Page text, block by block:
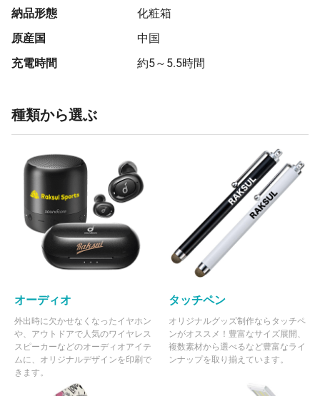
納品形態
化粧箱
原産国
中国
充電時間
約5～5.5時間
種類から選ぶ
オーディオ
外出時に欠かせなくなったイヤホン
や、アウトドアで人気のワイヤレス
スピーカーなどのオーディオアイテ
ムに、オリジナルデザインを印刷で
きます。
タッチペン
オリジナルグッズ制作ならタッチペ
ンがオススメ！豊富なサイズ展開、
複数素材から選べるなど豊富なライ
ンナップを取り揃えています。